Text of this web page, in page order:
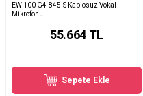
EW 100 G4-845-S Kablosuz Vokal
Mikrofonu
55.664TL
Sepete Ekle